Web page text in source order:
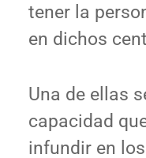
tener la
en dichos
Una de ellas
capacidad
infundir en